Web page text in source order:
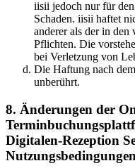
iisii jedoch nur für
Schaden. iisii haftet
anderer als der in den
Pflichten. Die
bei Verletzung von
Die Haftung nach
unberührt.
8. Änderungen der
Digitalen-Rezeption
Nutzungsbedingungen